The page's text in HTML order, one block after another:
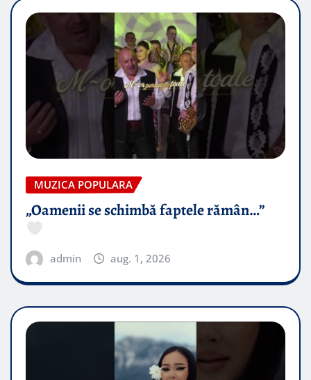
MUZICA POPULARA
„Oamenii se schimbă faptele rămân…”
admin aug. 1, 2026